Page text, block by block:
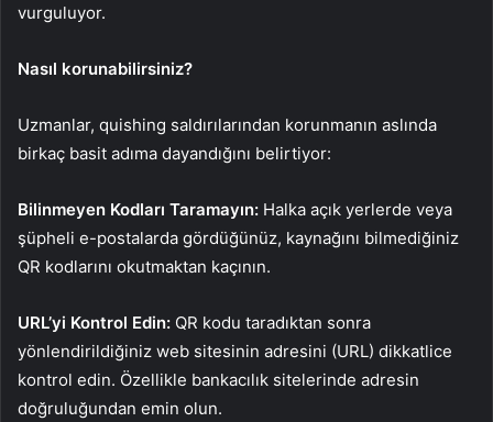
vurguluyor.
Nasıl korunabilirsiniz?
Uzmanlar, quishing saldırılarından korunmanın aslında
birkaç basit adıma dayandığını belirtiyor:
Bilinmeyen Kodları Taramayın: Halka açık yerlerde veya
şüpheli e-postalarda gördüğünüz, kaynağını bilmediğiniz
QR kodlarını okutmaktan kaçının.
URL’yi Kontrol Edin: QR kodu taradıktan sonra
yönlendirildiğiniz web sitesinin adresini (URL) dikkatlice
kontrol edin. Özellikle bankacılık sitelerinde adresin
doğruluğundan emin olun.